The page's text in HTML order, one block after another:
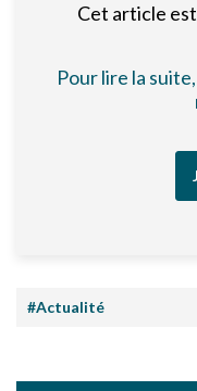
Cet article
Pour lire la
#Actualité